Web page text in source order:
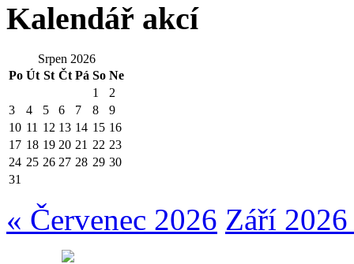
Kalendář akcí
Srpen 2026
Po Út St Čt Pá So Ne
1
2
3
4 5 6 7 8
9
10 11 12 13 14 15 16
17 18 19 20 21 22 23
24 25 26 27 28 29 30
31
« Červenec 2026 Září